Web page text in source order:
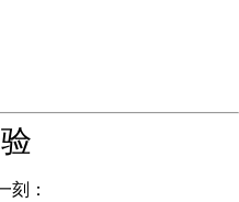
刻：